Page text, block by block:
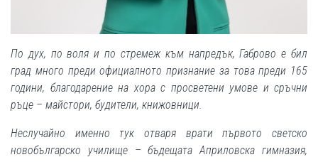
По дух, по воля и по стремеж към напредък, Габрово е бил
град много преди официалното признание за това преди 165
години, благодарение на хора с просветени умове и сръчни
ръце – майстори, будители, книжовници.
Неслучайно именно тук отваря врати първото светско
новобългарско училище – бъдещата Априловска гимназия,